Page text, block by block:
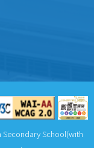
Secondary School(with